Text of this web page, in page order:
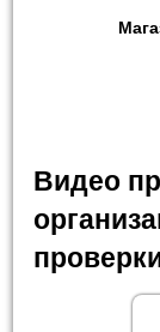
Видео